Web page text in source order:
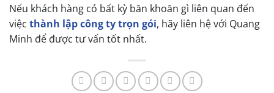
Nếu khách hàng có bất kỳ băn khoăn gì liên quan đến
việc thành lập công ty trọn gói, hãy liên hệ với Quang
Minh để được tư vấn tốt nhất.